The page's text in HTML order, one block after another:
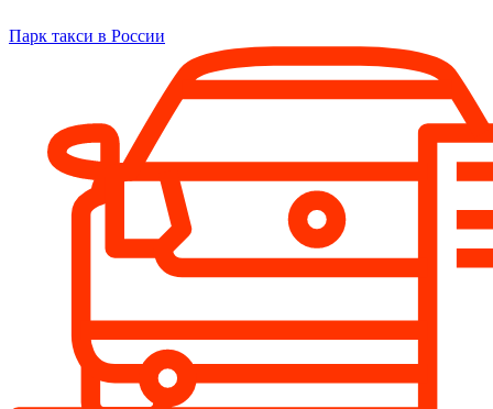
Парк такси в России